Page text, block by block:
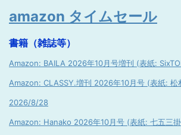
amazon タイムセール
書籍（雑誌等）
Amazon: BAILA 2026年10月号増刊 (表紙:
Amazon: CLASSY.増刊 2026年10月号 (表紙: 松
2026/8/28
Amazon: Hanako 2026年10月号 (表紙: 七五三